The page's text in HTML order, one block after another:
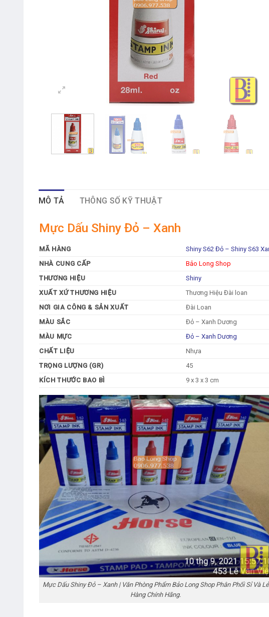
MÔ TẢ THÔNG SỐ KỸ THUẬT
Mực Dấu Shiny Đỏ – Xanh
MÃ HÀNG
Shiny S62 Đỏ – Shiny S63
NHÀ CUNG CẤP
Bảo Long Shop
THƯƠNG HIỆU
Shiny
XUẤT XỨ THƯƠNG HIỆU
Thương Hiệu Đài loan
NƠI GIA CÔNG & SẢN XUẤT
Đài Loan
MÀU SẮC
Đỏ – Xanh Dương
MÀU MỰC
Đỏ – Xanh Dương
CHẤT LIỆU
Nhựa
TRỌNG LƯỢNG (GR)
45
KÍCH THƯỚC BAO BÌ
9 x 3 x 3 cm
Mực Dấu Shiny Đỏ – Xanh | Văn Phòng Phẩm Bảo Long Shop Phân Phối Sỉ Và Lẻ
Hàng Chính Hãng.